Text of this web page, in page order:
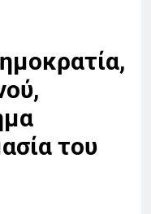
του